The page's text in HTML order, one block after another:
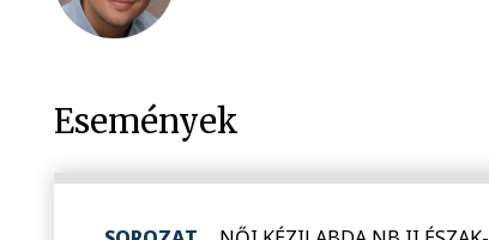
Események